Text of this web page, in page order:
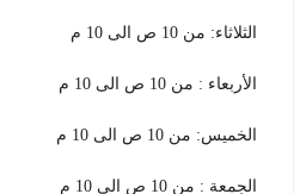
الثلاثاء: من 10 ص الى 10 م
الأربعاء : من 10 ص الى 10 م
الخميس: من 10 ص الى 10 م
الجمعة : من 10 ص الى 10 م